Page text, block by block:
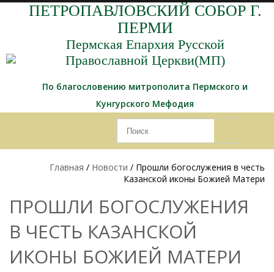
ПЕТРОПАВЛОВСКИЙ СОБОР Г.
ПЕРМИ
Пермская Епархия Русской
Православной Церкви(МП)
По благословению митрополита Пермского и
Кунгурского Мефодия
Главная / Новости / Прошли богослужения в честь
Казанской иконы Божией Матери
ПРОШЛИ БОГОСЛУЖЕНИЯ
В ЧЕСТЬ КАЗАНСКОЙ
ИКОНЫ БОЖИЕЙ МАТЕРИ